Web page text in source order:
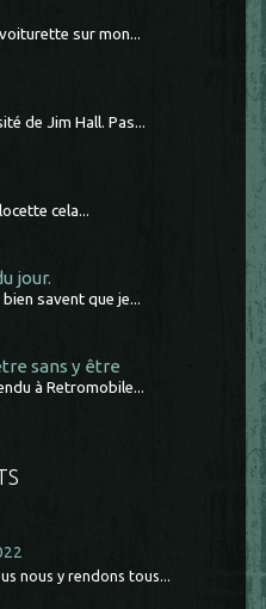
sur mon...
de Jim Hall. Pas...
cela...
jour.
savent que je...
sans y être
à Retromobile...
nous y rendons tous...